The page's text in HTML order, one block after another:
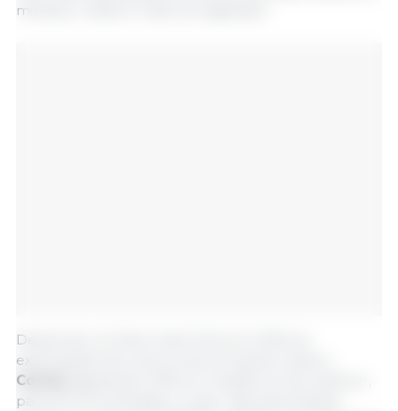
milhões, o sétimo maior já registrado.
Depois de um final muito forte em 2023, as
exportações de carne suína em janeiro para a
Coreia
para 20.727 toneladas. O valor das exportações